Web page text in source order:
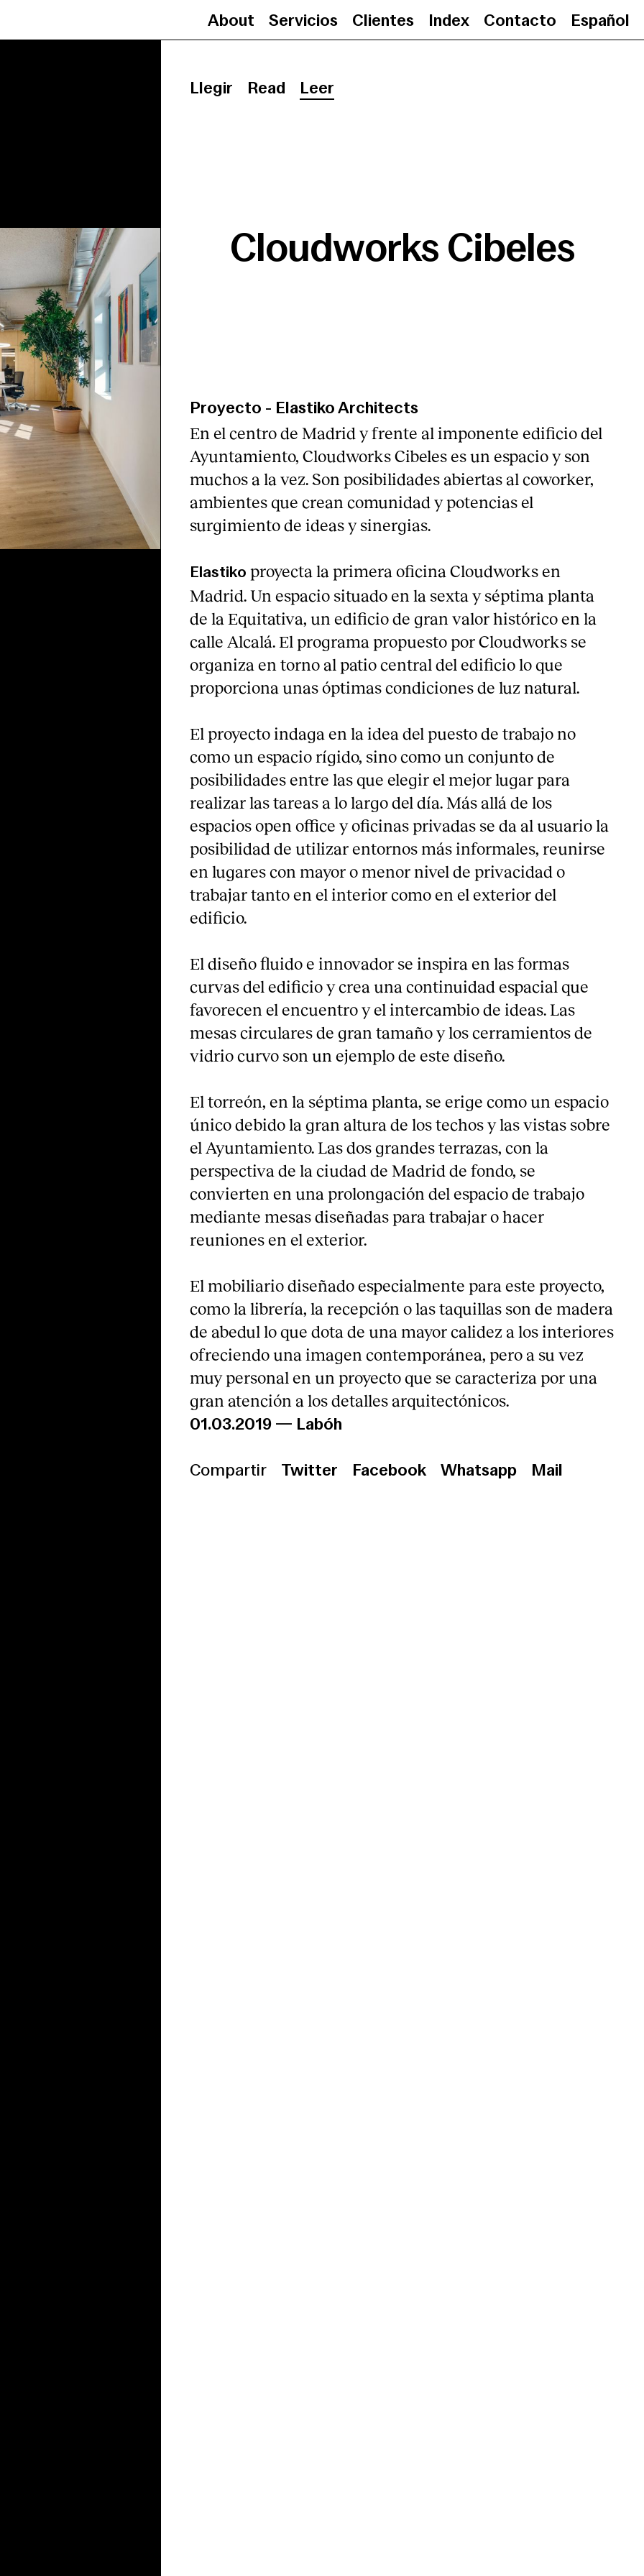
About Servicios Clientes Index Contacto Español
Llegir
Read Leer
Cloudworks Cibeles
Proyecto - Elastiko Architects
En el centro de Madrid y frente al imponente edificio del
Ayuntamiento, Cloudworks Cibeles es un espacio y son
muchos a la vez. Son posibilidades abiertas al coworker,
ambientes que crean comunidad y potencias el
surgimiento de ideas y sinergias.
Elastiko proyecta la primera oficina Cloudworks en
Madrid. Un espacio situado en la sexta y séptima planta
de la Equitativa, un edificio de gran valor histórico en la
calle Alcalá. El programa propuesto por Cloudworks se
organiza en torno al patio central del edificio lo que
proporciona unas óptimas condiciones de luz natural.
El proyecto indaga en la idea del puesto de trabajo no
como un espacio rígido, sino como un conjunto de
posibilidades entre las que elegir el mejor lugar para
realizar las tareas a lo largo del día. Más allá de los
espacios open office y oficinas privadas se da al usuario la
posibilidad de utilizar entornos más informales, reunirse
en lugares con mayor o menor nivel de privacidad o
trabajar tanto en el interior como en el exterior del
edificio.
El diseño fluido e innovador se inspira en las formas
curvas del edificio y crea una continuidad espacial que
favorecen el encuentro y el intercambio de ideas. Las
mesas circulares de gran tamaño y los cerramientos de
vidrio curvo son un ejemplo de este diseño.
El torreón, en la séptima planta, se erige como un espacio
único debido la gran altura de los techos y las vistas sobre
el Ayuntamiento. Las dos grandes terrazas, con la
perspectiva de la ciudad de Madrid de fondo, se
convierten en una prolongación del espacio de trabajo
mediante mesas diseñadas para trabajar o hacer
reuniones en el exterior.
El mobiliario diseñado especialmente para este proyecto,
como la librería, la recepción o las taquillas son de madera
de abedul lo que dota de una mayor calidez a los interiores
ofreciendo una imagen contemporánea, pero a su vez
muy personal en un proyecto que se caracteriza por una
gran atención a los detalles arquitectónicos.
01.03.2019 — Labóh
Compartir Twitter Facebook Whatsapp Mail